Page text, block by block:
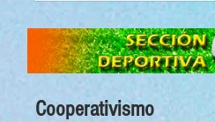
Cooperativismo